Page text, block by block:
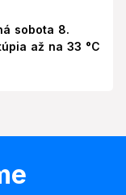
sobota 8.
až na 33 °C